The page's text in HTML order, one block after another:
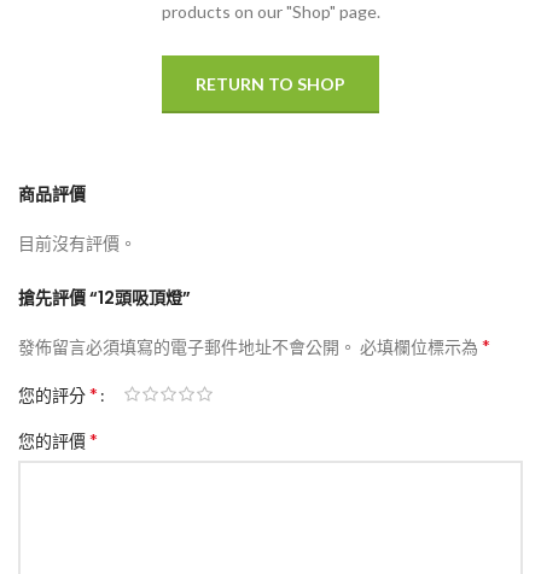
products on our "Shop" page.
RETURN TO SHOP
商品評價
目前沒有評價。
搶先評價 “12頭吸頂燈”
發佈留言必須填寫的電子郵件地址不會公開。 必填欄位標示為 *
您的評分*
您的評價*